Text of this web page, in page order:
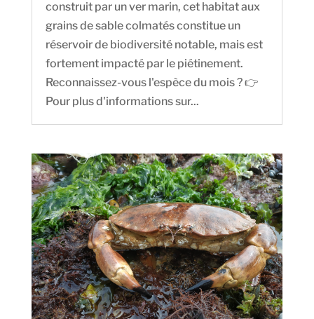
construit par un ver marin, cet habitat aux
grains de sable colmatés constitue un
réservoir de biodiversité notable, mais est
fortement impacté par le piétinement.
Reconnaissez-vous l'espèce du mois ? 👉
Pour plus d'informations sur...